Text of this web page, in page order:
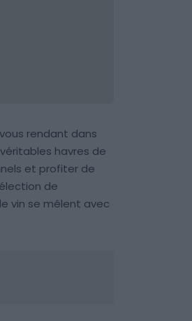
rendant dans
havres de
et profiter de
de
vin se mêlent avec